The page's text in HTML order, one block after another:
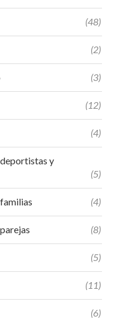
(48)
(2)
(3)
(12)
(4)
y
(5)
(4)
(8)
(5)
(11)
(6)